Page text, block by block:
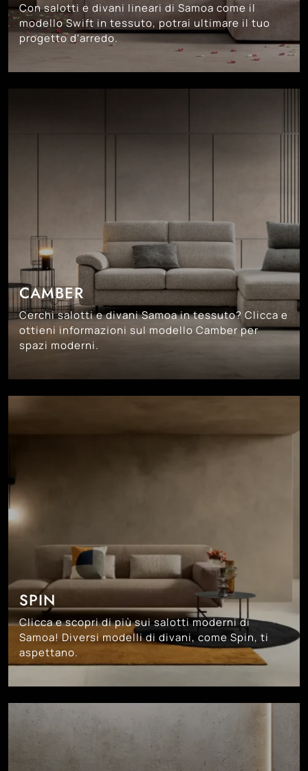
Con salotti e divani lineari di Samoa come il
modello Swift in tessuto, potrai ultimare il tuo
progetto d'arredo.
CAMBER
Cerchi salotti e divani Samoa in tessuto? Clicca e
ottieni informazioni sul modello Camber per
spazi moderni.
SPIN
Clicca e scopri di più sui salotti moderni di
Samoa! Diversi modelli di divani, come Spin, ti
aspettano.